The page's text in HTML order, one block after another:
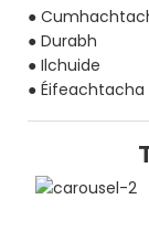
●
● Durabh
● Ilchuide
● Éifeachtacha